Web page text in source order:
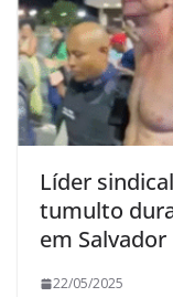
Líder
tumulto
em Salvador
22/05/2025